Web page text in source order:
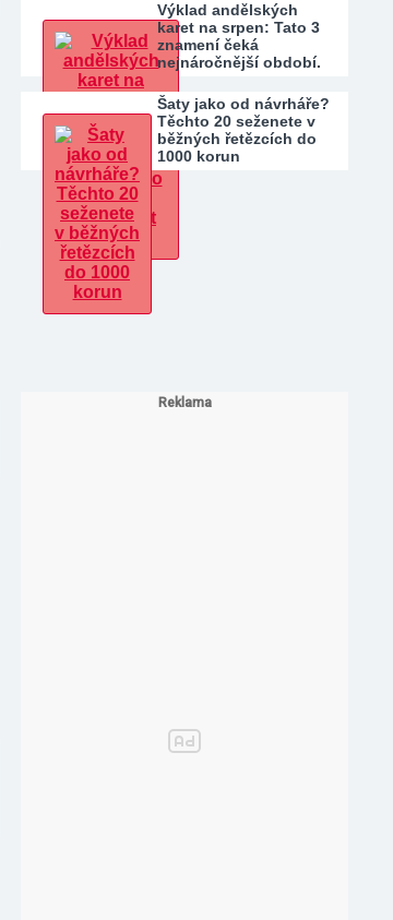
Výklad andělských
karet na srpen: Tato 3
znamení čeká
nejnáročnější období.
Šaty jako od návrháře?
Těchto 20 seženete v
běžných řetězcích do
1000 korun